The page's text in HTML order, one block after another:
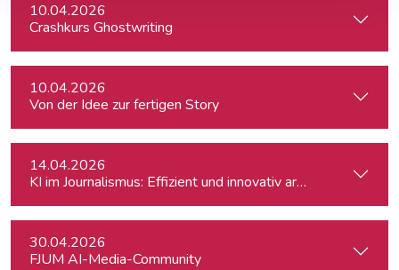
10.04.2026
Crashkurs Ghostwriting
10.04.2026
Von der Idee zur fertigen Story
14.04.2026
KI im Journalismus: Effizient und innovativ arbeiten
30.04.2026
FJUM AI-Media-Community